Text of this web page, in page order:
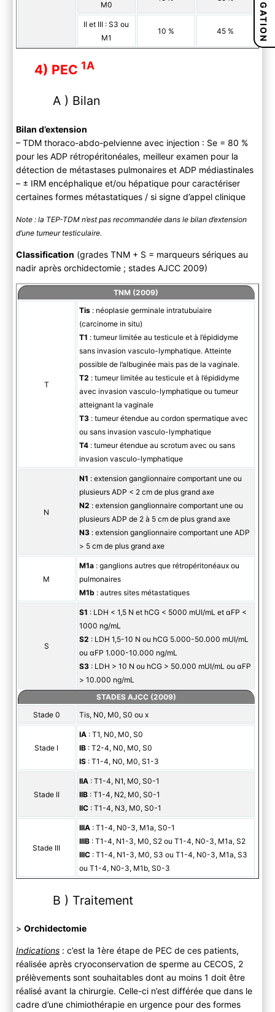
M0
II et III : S3 ou
M1
10 % 45 %
4) PEC 1A
A ) Bilan
Bilan d’extension
– TDM thoraco-abdo-pelvienne avec injection : Se = 80 %
pour les ADP rétropéritonéales, meilleur examen pour la
détection de métastases pulmonaires et ADP médiastinales
– ± IRM encéphalique et/ou hépatique pour caractériser
certaines formes métastatiques / si signe d’appel clinique
Note : la TEP-TDM n’est pas recommandée dans le bilan d’extension
d’une tumeur testiculaire.
Classification (grades TNM + S = marqueurs sériques au
nadir après orchidectomie ; stades AJCC 2009)
TNM (2009)
T
Tis : néoplasie germinale intratubuiaire
(carcinome in situ)
T1 : tumeur limitée au testicule et à l’épididyme
sans invasion vasculo-lymphatique. Atteinte
possible de l’albuginée mais pas de la vaginale.
T2 : tumeur limitée au testicule et à l’épididyme
avec invasion vasculo-lymphatique ou tumeur
atteignant la vaginale
T3 : tumeur étendue au cordon spermatique avec
ou sans invasion vasculo-lymphatique
T4 : tumeur étendue au scrotum avec ou sans
invasion vasculo-lymphatique
N
N1 : extension ganglionnaire comportant une ou
plusieurs ADP < 2 cm de plus grand axe
N2 : extension ganglionnaire comportant une ou
plusieurs ADP de 2 à 5 cm de plus grand axe
N3 : extension ganglionnaire comportant une ADP
> 5 cm de plus grand axe
M
M1a : ganglions autres que rétropéritonéaux ou
pulmonaires
M1b : autres sites métastatiques
S
S1 : LDH < 1,5 N et hCG < 5000 mUI/mL et αFP <
1000 ng/mL
S2 : LDH 1,5-10 N ou hCG 5.000-50.000 mUI/mL
ou αFP 1.000-10.000 ng/mL
S3 : LDH > 10 N ou hCG > 50.000 mUI/mL ou αFP
> 10.000 ng/mL
STADES AJCC (2009)
Stade 0
Tis, N0, M0, S0 ou x
Stade I
IA : T1, N0, M0, S0
IB : T2-4, N0, M0, S0
IS : T1-4, N0, M0, S1-3
Stade II
IIA : T1-4, N1, M0, S0-1
IIB : T1-4, N2, M0, S0-1
IIC : T1-4, N3, M0, S0-1
Stade III
IIIA : T1-4, N0-3, M1a, S0-1
IIIB : T1-4, N1-3, M0, S2 ou T1-4, N0-3, M1a, S2
IIIC : T1-4, N1-3, M0, S3 ou T1-4, N0-3, M1a, S3
ou T1-4, N0-3, M1b, S0-3
B ) Traitement
> Orchidectomie
Indications: c’est la 1ère étape de PEC de ces patients,
réalisée après cryoconservation de sperme au CECOS, 2
prélèvements sont souhaitables dont au moins 1 doit être
réalisé avant la chirurgie. Celle-ci n’est différée que dans le
cadre d’une chimiothérapie en urgence pour des formes